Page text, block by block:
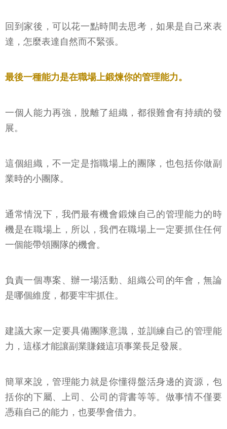
回到家後，可以花一點時間去思考，如果是自己來表
達，怎麼表達自然而不緊張。
最後一種能力是在職場上鍛煉你的管理能力。
一個人能力再強，脫離了組織，都很難會有持續的發
展。
這個組織，不一定是指職場上的團隊，也包括你做副
業時的小團隊。
通常情況下，我們最有機會鍛煉自己的管理能力的時
機是在職場上，所以，我們在職場上一定要抓住任何
一個能帶領團隊的機會。
負責一個專案、辦一場活動、組織公司的年會，無論
是哪個維度，都要牢牢抓住。
建議大家一定要具備團隊意識，並訓練自己的管理能
力，這樣才能讓副業賺錢這項事業長足發展。
簡單來說，管理能力就是你懂得盤活身邊的資源，包
括你的下屬、上司、公司的背書等等。做事情不僅要
憑藉自己的能力，也要學會借力。